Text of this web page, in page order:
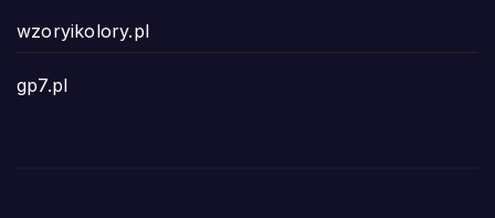
wzoryikolory.pl
gp7.pl